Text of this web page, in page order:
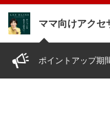
ママ向けアク
ポイントアップ期